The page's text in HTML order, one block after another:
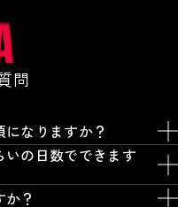
問
なりますか？
の日数でできます
？